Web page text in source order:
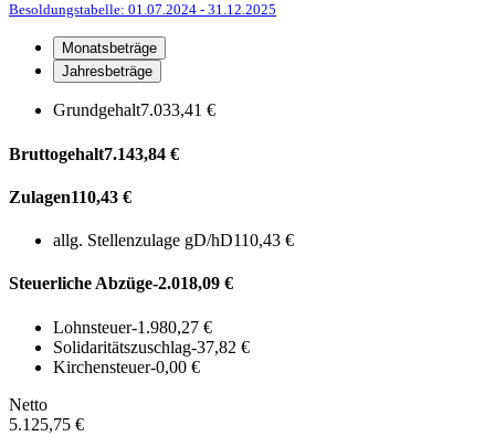
Besoldungstabelle: 01.07.2024 - 31.12.2025
Monatsbeträge
Jahresbeträge
Grundgehalt7.033,41 €
Bruttogehalt7.143,84 €
Zulagen110,43 €
allg. Stellenzulage gD/hD110,43 €
Steuerliche Abzüge-2.018,09 €
Lohnsteuer-1.980,27 €
Solidaritätszuschlag-37,82 €
Kirchensteuer-0,00 €
Netto
5.125,75 €